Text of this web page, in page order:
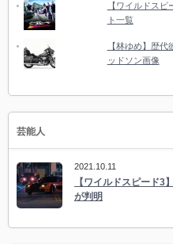
【ワイルドス
ト一覧
【林ゆめ】歴
ッドソン画像
芸能人
2021.10.11
【ワイルドスピード3
が判明